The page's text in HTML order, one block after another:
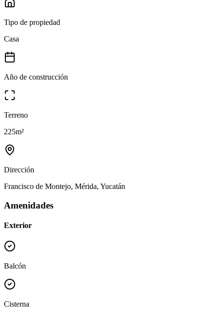
Tipo de propiedad
Casa
Año de construcción
Terreno
225m²
Dirección
Francisco de Montejo, Mérida, Yucatán
Amenidades
Exterior
Balcón
Cisterna